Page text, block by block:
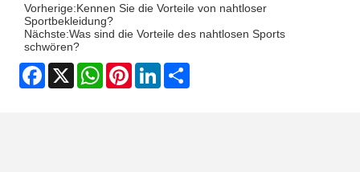
Vorherige:Kennen Sie die Vorteile von nahtloser
Sportbekleidung?
Nächste:Was sind die Vorteile des nahtlosen Sports
schwören?
Facebook
X WhatsAppPinterestLinkedIn